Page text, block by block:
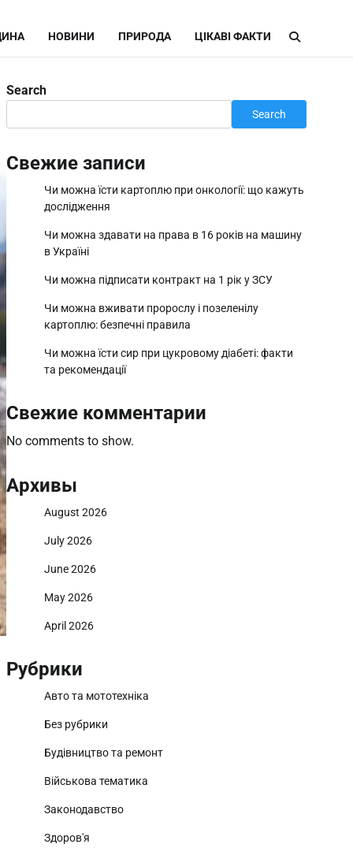
НОВИНИ ПРИРОДА ЦІКАВІ ФАКТИ
Search
Search
Свежие записи
Чи можна їсти картоплю при онкології: що кажуть
дослідження
Чи можна здавати на права в 16 років на машину
в Україні
Чи можна підписати контракт на 1 рік у ЗСУ
Чи можна вживати пророслу і позеленілу
картоплю: безпечні правила
Чи можна їсти сир при цукровому діабеті: факти
та рекомендації
Свежие комментарии
No comments to show.
Архивы
August 2026
July 2026
June 2026
May 2026
April 2026
Рубрики
Авто та мототехніка
Без рубрики
Будівництво та ремонт
Військова тематика
Законодавство
Здоров'я